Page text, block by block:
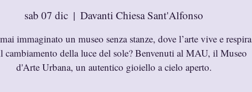
sab 07 dic
  |
Davanti Chiesa Sant'Alfonso
immaginato un museo senza stanze, dove l’arte vive e respira
cambiamento della luce del sole? Benvenuti al MAU, il Museo
d'Arte Urbana, un autentico gioiello a cielo aperto.